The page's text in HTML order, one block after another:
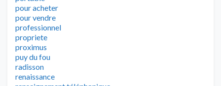
pour acheter
pour vendre
professionnel
propriete
proximus
puy du fou
radisson
renaissance